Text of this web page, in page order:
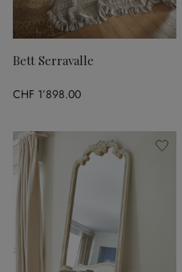
Bett Serravalle
CHF 1’898.00